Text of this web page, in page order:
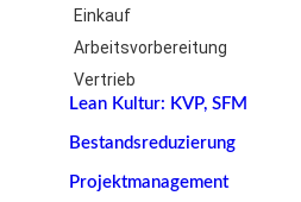
Einkauf
Arbeitsvorbereitung
Vertrieb
Lean Kultur: KVP, SFM
Bestandsreduzierung
Projektmanagement